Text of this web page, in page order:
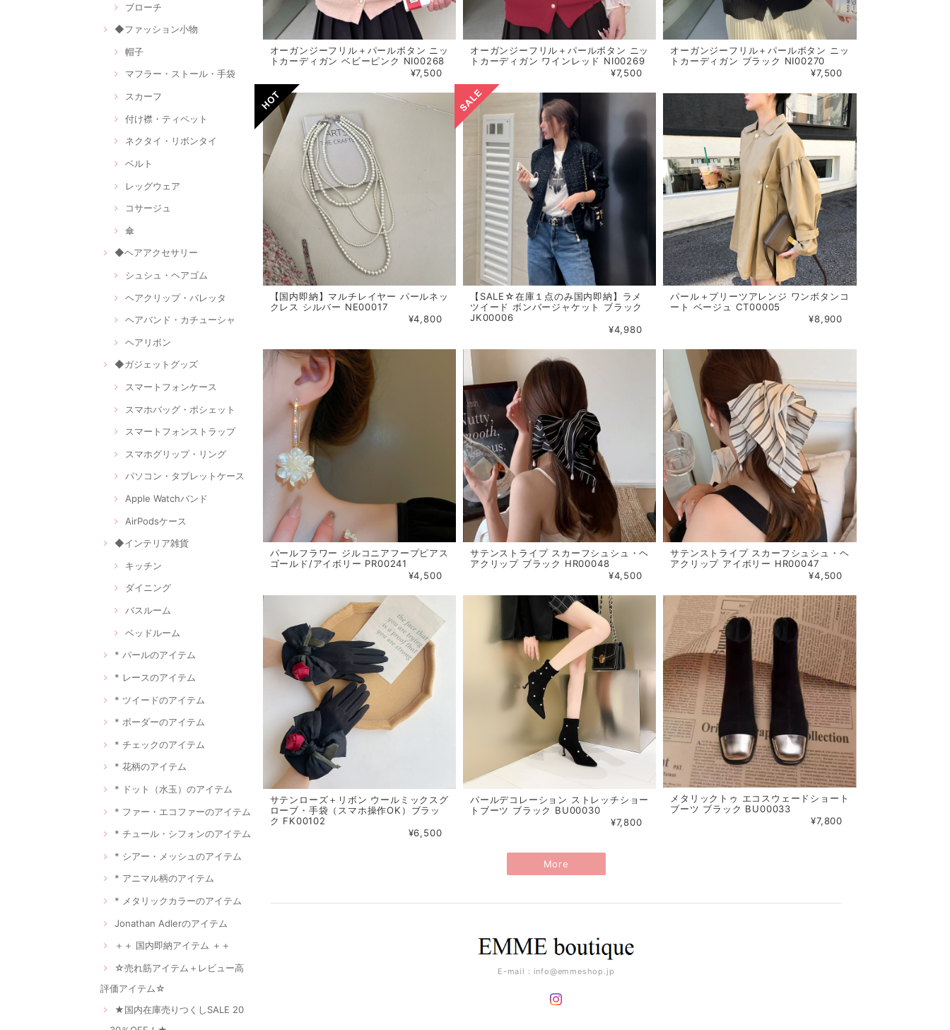
ブローチ
◆ファッション小物
帽子
マフラー・ストール・手袋
スカーフ
付け襟・ティペット
ネクタイ・リボンタイ
ベルト
レッグウェア
コサージュ
傘
◆ヘアアクセサリー
シュシュ・ヘアゴム
ヘアクリップ・バレッタ
ヘアバンド・カチューシャ
ヘアリボン
◆ガジェットグッズ
スマートフォンケース
スマホバッグ・ポシェット
スマートフォンストラップ
スマホグリップ・リング
パソコン・タブレットケース
Apple Watchバンド
AirPodsケース
◆インテリア雑貨
キッチン
ダイニング
バスルーム
ベッドルーム
* パールのアイテム
* レースのアイテム
* ツイードのアイテム
* ボーダーのアイテム
* チェックのアイテム
* 花柄のアイテム
* ドット（水玉）のアイテム
* ファー・エコファーのアイテム
* チュール・シフォンのアイテム
* シアー・メッシュのアイテム
* アニマル柄のアイテム
* メタリックカラーのアイテム
Jonathan Adlerのアイテム
＋＋ 国内即納アイテム ＋＋
☆売れ筋アイテム＋レビュー高
評価アイテム☆
★国内在庫売りつくしSALE 20
オーガンジーフリル＋パールボタン ニッ
トカーディガン ベビーピンク NI00268
¥7,500
オーガンジーフリル＋パールボタン ニッ
トカーディガン ワインレッド NI00269
¥7,500
オーガンジーフリル＋パールボタン ニッ
トカーディガン ブラック NI00270
¥7,500
【国内即納】マルチレイヤー パールネッ
クレス シルバー NE00017
¥4,800
【SALE☆在庫１点のみ国内即納】ラメ
ツイード ボンバージャケット ブラック
JK00006
¥4,980
パール＋プリーツアレンジ ワンボタンコ
ート ベージュ CT00005
¥8,900
パールフラワー ジルコニアフープピアス
ゴールド/アイボリー PR00241
¥4,500
サテンストライプ スカーフシュシュ・ヘ
アクリップ ブラック HR00048
¥4,500
サテンストライプ スカーフシュシュ・ヘ
アクリップ アイボリー HR00047
¥4,500
サテンローズ＋リボン ウールミックスグ
ローブ・手袋（スマホ操作OK）ブラッ
ク FK00102
¥6,500
パールデコレーション ストレッチショー
トブーツ ブラック BU00030
¥7,800
メタリックトゥ エコスウェードショート
ブーツ ブラック BU00033
¥7,800
More
E-mail： info@emmeshop.jp